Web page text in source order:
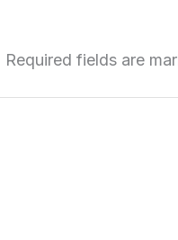
Required fields are